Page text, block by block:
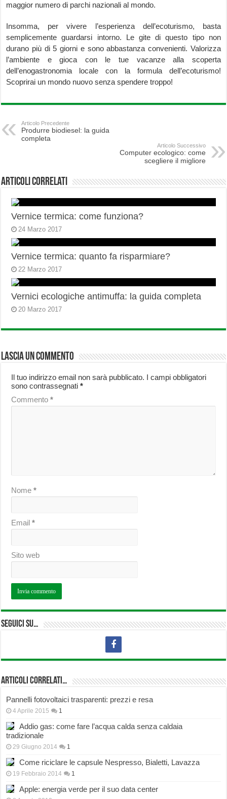
maggior numero di parchi nazionali al mondo.
Insomma, per vivere l’esperienza dell’ecoturismo, basta
semplicemente guardarsi intorno. Le gite di questo tipo non
durano più di 5 giorni e sono abbastanza convenienti. Valorizza
l’ambiente e gioca con le tue vacanze alla scoperta
dell’enogastronomia locale con la formula dell’ecoturismo!
Scoprirai un mondo nuovo senza spendere troppo!
Articolo Precedente
Produrre biodiesel: la guida
completa
Articolo Successivo
Computer ecologico: come
scegliere il migliore
Articoli correlati
Vernice termica: come funziona?
24 Marzo 2017
Vernice termica: quanto fa risparmiare?
22 Marzo 2017
Vernici ecologiche antimuffa: la guida completa
20 Marzo 2017
Lascia un commento
Il tuo indirizzo email non sarà pubblicato. I campi obbligatori
sono contrassegnati*
Commento*
Nome*
Email*
Sito web
Seguici su…
Articoli correlati…
Pannelli fotovoltaici trasparenti: prezzi e resa
4 Aprile 2015 1
Addio gas: come fare l’acqua calda senza caldaia
tradizionale
29 Giugno 2014 1
Come riciclare le capsule Nespresso, Bialetti, Lavazza
19 Febbraio 2014 1
Apple: energia verde per il suo data center